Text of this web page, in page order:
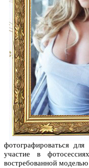
фотографироваться
участие в
востребованной